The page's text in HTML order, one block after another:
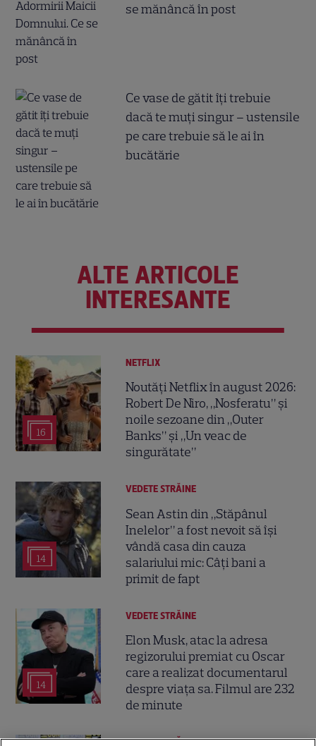
se mănâncă în post
Ce vase de gătit îți trebuie
dacă te muți singur – ustensile
pe care trebuie să le ai în
bucătărie
ALTE ARTICOLE
INTERESANTE
16
NETFLIX
Noutăți Netflix în august 2026:
Robert De Niro, „Nosferatu” și
noile sezoane din „Outer
Banks” și „Un veac de
singurătate”
14
VEDETE STRĂINE
Sean Astin din „Stăpânul
Inelelor” a fost nevoit să își
vândă casa din cauza
salariului mic: Câți bani a
primit de fapt
14
VEDETE STRĂINE
Elon Musk, atac la adresa
regizorului premiat cu Oscar
care a realizat documentarul
despre viața sa. Filmul are 232
de minute
VEDETE STRĂINE